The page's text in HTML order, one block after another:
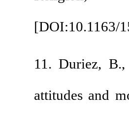
[DOI:10.1163/
11. Duriez,
attitudes and